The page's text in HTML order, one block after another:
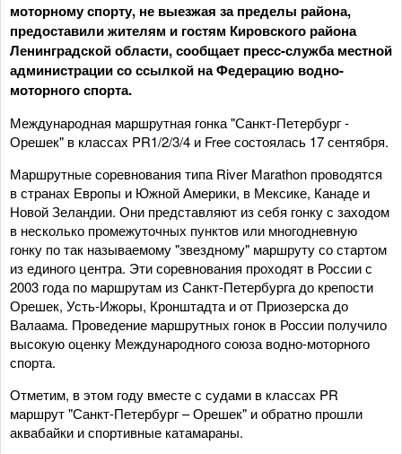
моторному спорту, не выезжая за пределы района,
предоставили жителям и гостям Кировского района
Ленинградской области, сообщает пресс-служба местной
администрации со ссылкой на Федерацию водно-
моторного спорта.
Международная маршрутная гонка "Санкт-Петербург -
Орешек" в классах PR1/2/3/4 и Free состоялась 17 сентября.
Маршрутные соревнования типа River Marathon проводятся
в странах Европы и Южной Америки, в Мексике, Канаде и
Новой Зеландии. Они представляют из себя гонку с заходом
в несколько промежуточных пунктов или многодневную
гонку по так называемому "звездному" маршруту со стартом
из единого центра. Эти соревнования проходят в России с
2003 года по маршрутам из Санкт-Петербурга до крепости
Орешек, Усть-Ижоры, Кронштадта и от Приозерска до
Валаама. Проведение маршрутных гонок в России получило
высокую оценку Международного союза водно-моторного
спорта.
Отметим, в этом году вместе с судами в классах PR
маршрут "Санкт-Петербург – Орешек" и обратно прошли
аквабайки и спортивные катамараны.